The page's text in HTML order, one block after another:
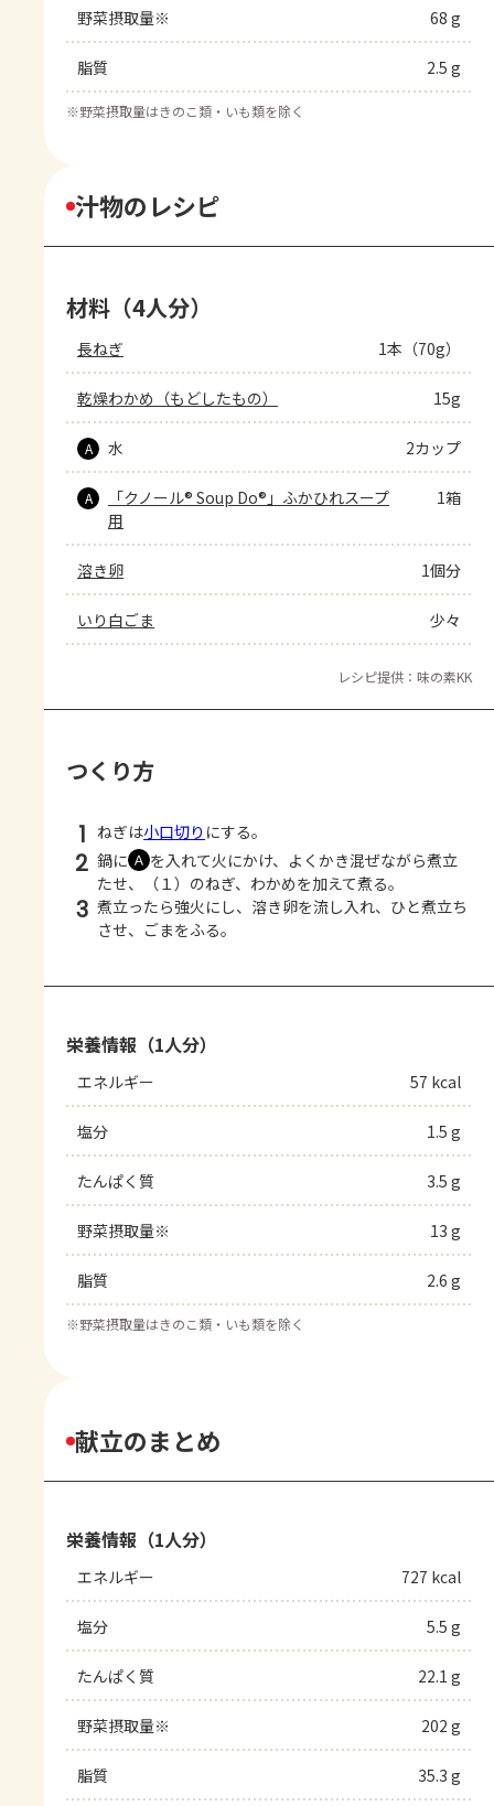
野菜摂取量※ 68 g
脂質 2.5 g
※野菜摂取量はきのこ類・いも類を除く
汁物のレシピ
材料（4人分）
長ねぎ 1本（70g）
乾燥わかめ（もどしたもの） 15g
A 水 2カップ
A
「クノール® Soup Do®」ふかひれスープ
用
1箱
溶き卵 1個分
いり白ごま 少々
レシピ提供：味の素KK
つくり方
1 ねぎは小口切り にする。
2 鍋に Ａ を入れて火にかけ、よくかき混ぜながら煮立
たせ、（１）のねぎ、わかめを加えて煮る。
3 煮立ったら強火にし、溶き卵を流し入れ、ひと煮立ち
させ、ごまをふる。
栄養情報（1人分）
エネルギー 57 kcal
塩分 1.5 g
たんぱく質 3.5 g
野菜摂取量※ 13 g
脂質 2.6 g
※野菜摂取量はきのこ類・いも類を除く
献立のまとめ
栄養情報（1人分）
エネルギー 727 kcal
塩分 5.5 g
たんぱく質 22.1 g
野菜摂取量※ 202 g
脂質 35.3 g